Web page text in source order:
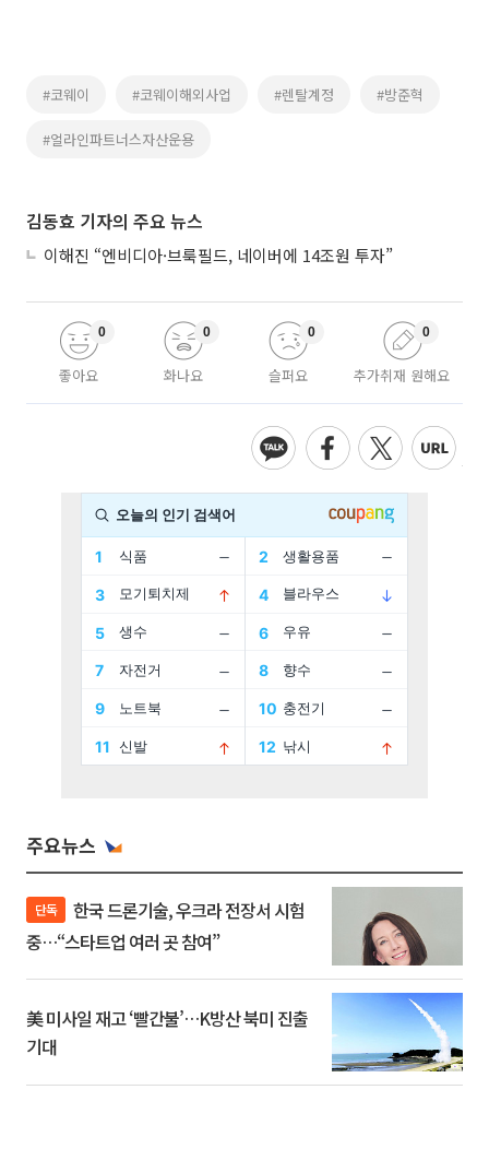
#코웨이 #코웨이해외사업 #렌탈계정 #방준혁
#얼라인파트너스자산운용
김동효 기자의 주요 뉴스
이해진 “엔비디아·브룩필드, 네이버에 14조원 투자”
좋아요
0
화나요
0
슬퍼요
0
추가취재 원해요
0
주요뉴스
단독
중…“스타트업 여러 곳 참여”
美 미사일 재고 ‘빨간불’…K방산 북미 진출
기대